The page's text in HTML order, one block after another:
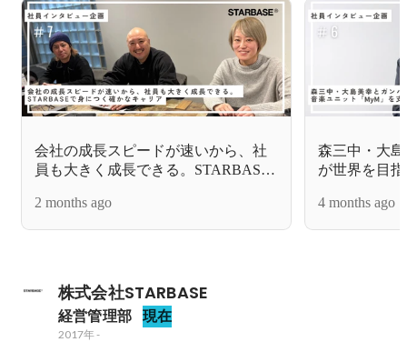
会社の成長スピードが速いから、社
員も大きく成長できる。STARBASE
2 months ago
森三中・大
が世界を目
【スタッフ
4 months ago
株式会社STARBASE
経営管理部 現在
2017年-